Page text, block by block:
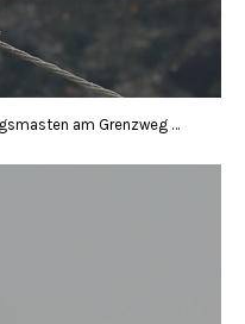
am Grenzweg …